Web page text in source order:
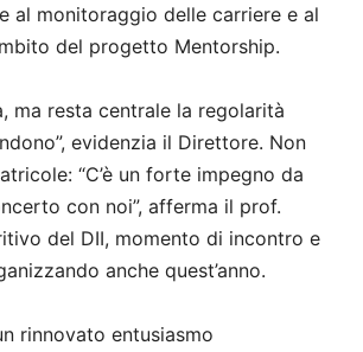
al monitoraggio delle carriere e al
del progetto Mentorship.
ma resta centrale la regolarità
evidenzia il Direttore. Non
“C’è un forte impegno da
con noi”, afferma il prof.
del DII, momento di incontro e
anche quest’anno.
rinnovato entusiasmo